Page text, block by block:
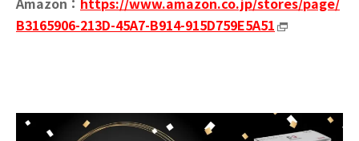
B3165906-213D-45A7-B914-915D759E5A51